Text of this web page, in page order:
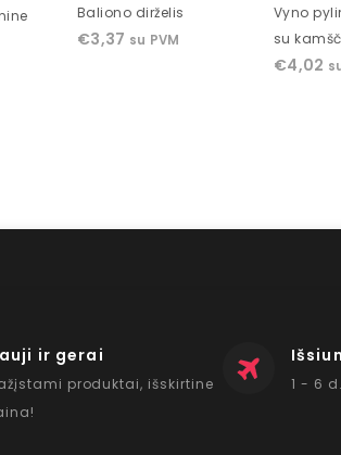
0
of
Baliono dirželis
€3,37 su PVM
0
of
5
Vyno
su
€4,02
ir gerai
produktai, išskirtine
1 - 6